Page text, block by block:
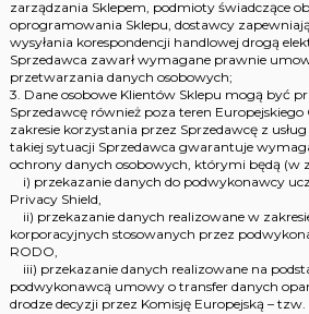
zarządzania Sklepem, podmioty świadczące
oprogramowania Sklepu, dostawcy
wysyłania korespondencji handlowej drogą
Sprzedawca zawarł wymagane prawnie
przetwarzania danych osobowych;
3. Dane osobowe Klientów Sklepu mogą być
Sprzedawcę również poza teren
zakresie korzystania przez Sprzedawcę z
takiej sytuacji Sprzedawca gwarantuje
ochrony danych osobowych, którymi będą (w
i) przekazanie danych do podwykonawcy
Privacy Shield,
ii) przekazanie danych realizowane w
korporacyjnych stosowanych przez
RODO,
iii) przekazanie danych realizowane na
podwykonawcą umowy o transfer danych
drodze decyzji przez Komisję Europejską –